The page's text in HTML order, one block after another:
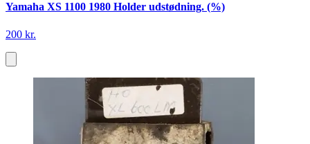
Yamaha XS 1100 1980 Holder udstødning. (%)
200 kr.